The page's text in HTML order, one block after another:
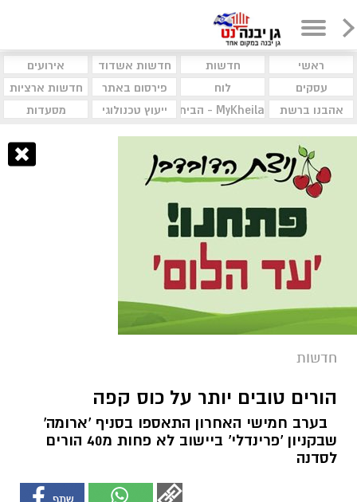
ראשי חדשות חדשות אשדוד
אירועים
עסקים
לוח פירסום באתר
חדשות ארציות
אהבנו ברשת
MyKheila - הבית לעסקים וקהילות ייעוץ טכנולוגי מסעדות
חדשות
הורים טובים יותר על כוס קפה
בערב חמישי האחרון התאספו בסניף 'ארומה'
שבקניון 'פרינדלי' ביישוב לא פחות מ40 הורים
לסדנה